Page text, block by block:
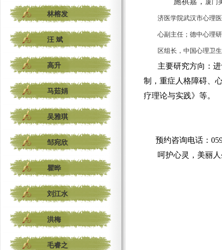
林榕发
汪 斌
高升
马茹娟
吴雅琪
邹宛欣
瞿晔
刘江水
洪梅
毛睿之
厦门
济医学院武汉市心理
心副主任；德中心理
区组长，中国心理卫
主要研究方向：
制，重症人格障碍、
疗理论与实践》等。
预约咨询电话：
呵护心灵，美丽